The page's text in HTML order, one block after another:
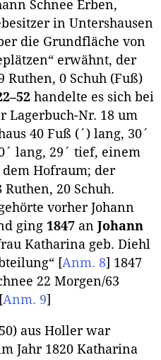
Schnee Erben,
in Untershausen
die Grundfläche von
erwähnt, der
0 Schuh (Fuß)
handelte es sich bei
Lagerbuch-Nr. 18 um
40 Fuß (´) lang, 30´
lang, 29´ tief, einem
Hofraum; der
20 Schuh.
vorher Johann
ging 1847 an Johann
Katharina geb. Diehl
[Anm. 8] 1847
22 Morgen/63
[Anm. 9]
aus Holler war
Jahr 1820 Katharina